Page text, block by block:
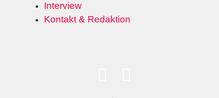
Interview
Kontakt & Redaktion